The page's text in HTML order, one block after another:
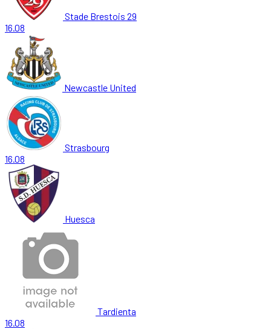
Stade Brestois 29
16.08
Newcastle United
Strasbourg
16.08
Huesca
Tardienta
16.08